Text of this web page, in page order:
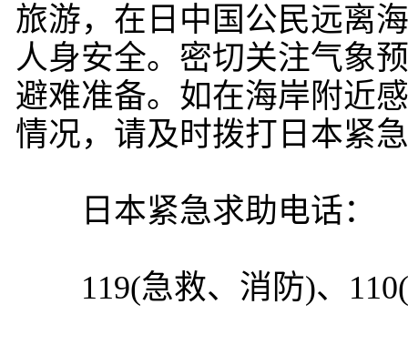
旅游，在日中国公民远离
人身安全。密切关注气象
避难准备。如在海岸附近
情况，请及时拨打日本紧
日本紧急求助电话：
119(急救、消防)、110(